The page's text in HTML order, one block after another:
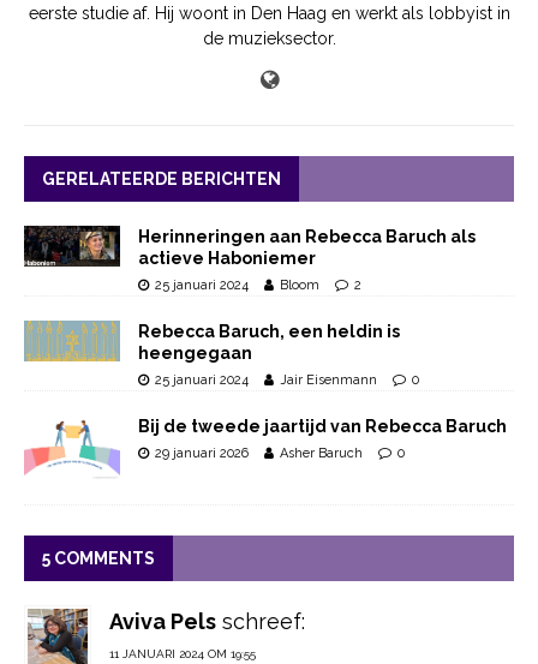
eerste studie af. Hij woont in Den Haag en werkt als lobbyist in
de muzieksector.
GERELATEERDE BERICHTEN
Herinneringen aan Rebecca Baruch als
actieve Haboniemer
25 januari 2024 Bloom 2
Rebecca Baruch, een heldin is
heengegaan
25 januari 2024 Jair Eisenmann 0
Bij de tweede jaartijd van Rebecca Baruch
29 januari 2026 Asher Baruch 0
5 COMMENTS
Aviva Pels schreef:
11 JANUARI 2024 OM 19:55